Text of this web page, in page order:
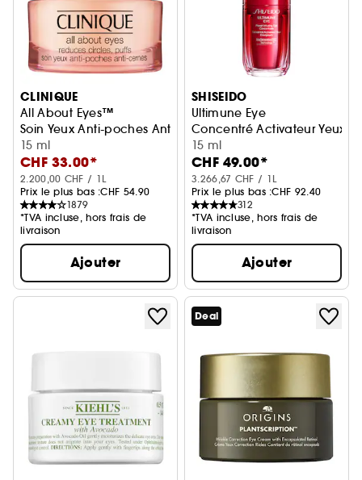
CLINIQUE
All About Eyes™
Soin Yeux Anti-poches Anti-cernes
15 ml
CHF 33.00*
2.200,00 CHF / 1L
Prix le plus bas :CHF 54.90
1879
*TVA incluse, hors frais de
livraison
Ajouter
SHISEIDO
Ultimune Eye
Concentré Activateur Yeux
15 ml
CHF 49.00*
3.266,67 CHF / 1L
Prix le plus bas :CHF 92.40
312
*TVA incluse, hors frais de
livraison
Ajouter
Deal